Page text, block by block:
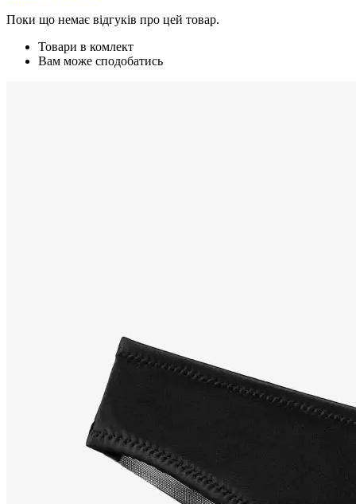
Поки що немає відгуків про цей товар.
Товари в комлект
Вам може сподобатись